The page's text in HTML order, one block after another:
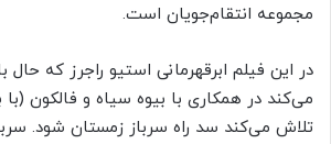
مجموعه انتقام‌جویان است.
می‌کند در همکاری با بیوه سیاه و فالکون (با
تلاش می‌کند سد راه سرباز زمستان شود.